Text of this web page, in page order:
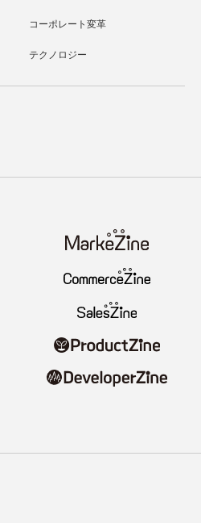
コーポレート変革
テクノロジー